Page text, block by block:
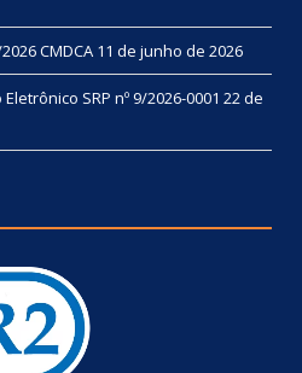
CMDCA 11 de junho de 2026
SRP nº 9/2026-0001 22 de